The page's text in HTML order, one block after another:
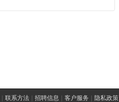
联系方法 招聘信息 客户服务 隐私政策